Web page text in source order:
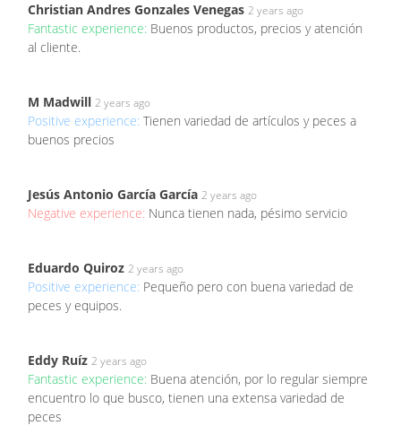
Christian Andres Gonzales Venegas 2 years ago
Fantastic experience: Buenos productos, precios y atención
al cliente.
M Madwill 2 years ago
Positive experience: Tienen variedad de artículos y peces a
buenos precios
Jesús Antonio García García 2 years ago
Negative experience: Nunca tienen nada, pésimo servicio
Eduardo Quiroz 2 years ago
Positive experience: Pequeño pero con buena variedad de
peces y equipos.
Eddy Ruíz 2 years ago
Fantastic experience: Buena atención, por lo regular siempre
encuentro lo que busco, tienen una extensa variedad de
peces